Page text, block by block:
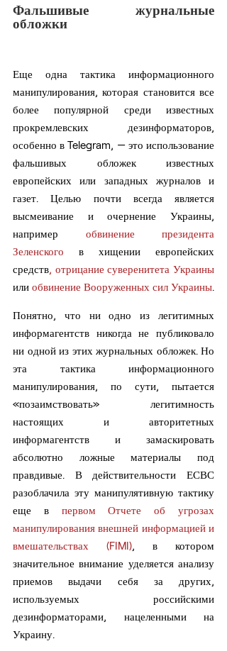
Фальшивые журнальные
обложки
Еще одна тактика информационного
манипулирования, которая становится все
более популярной среди известных
прокремлевских дезинформаторов,
особенно в Telegram, — это использование
фальшивых обложек известных
европейских или западных журналов и
газет. Целью почти всегда является
высмеивание и очернение Украины,
например обвинение президента
Зеленского в хищении европейских
средств, отрицание суверенитета Украины
или обвинение Вооруженных сил Украины.
Понятно, что ни одно из легитимных
информагентств никогда не публиковало
ни одной из этих журнальных обложек. Но
эта тактика информационного
манипулирования, по сути, пытается
«позаимствовать» легитимность
настоящих и авторитетных
информагентств и замаскировать
абсолютно ложные материалы под
правдивые. В действительности ЕСВС
разоблачила эту манипулятивную тактику
еще в первом Отчете об угрозах
манипулирования внешней информацией и
вмешательствах (FIMI), в котором
значительное внимание уделяется анализу
приемов выдачи себя за других,
используемых российскими
дезинформаторами, нацеленными на
Украину.